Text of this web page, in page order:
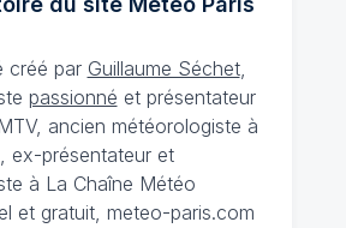
créé par Guillaume Séchet,
passionné et présentateur
ancien météorologiste à
ex-présentateur et
à La Chaîne Météo
et gratuit, meteo-paris.com